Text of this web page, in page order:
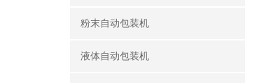
粉末自动包装机
液体自动包装机